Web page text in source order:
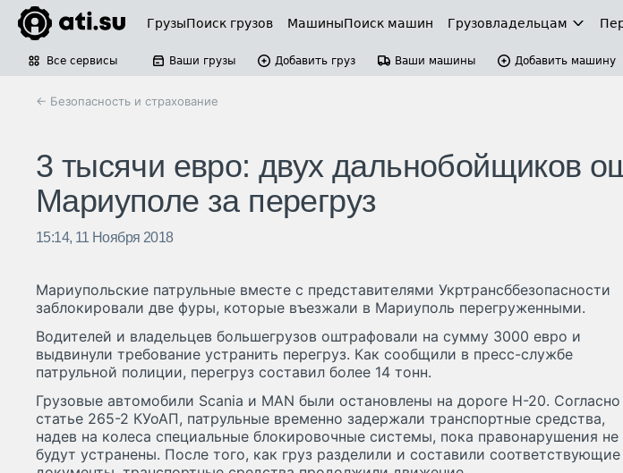
ГрузыПоиск грузов МашиныПоиск машин Грузовладельцам
Все сервисы Ваши грузы Добавить груз Ваши машины Добавить машину
← Безопасность и страхование
3 тысячи евро: двух дальнобойщиков
Мариуполе за перегруз
15:14, 11 Ноября 2018
Мариупольские патрульные вместе с представителями Укртрансббезопасности
заблокировали две фуры, которые въезжали в Мариуполь перегруженными.
Водителей и владельцев большегрузов оштрафовали на сумму 3000 евро и
выдвинули требование устранить перегруз. Как сообщили в пресс-службе
патрульной полиции, перегруз составил более 14 тонн.
Грузовые автомобили Scania и MAN были остановлены на дороге Н-20. Согласно
статье 265-2 КУоАП, патрульные временно задержали транспортные средства,
надев на колеса специальные блокировочные системы, пока правонарушения не
будут устранены. После того, как груз разделили и составили соответствующие